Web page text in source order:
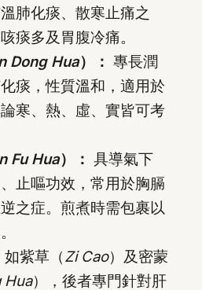
肺化痰、散寒止痛之
痰多及胃腹冷痛。
Dong Hua）： 專長潤
痰，性質溫和，適用於
寒、熱、虛、實皆可考
Fu Hua）： 具導氣下
止嘔功效，常用於胸膈
之症。煎煮時需包裹以
如紫草（Zi Cao）及密蒙
Hua），後者專門針對肝